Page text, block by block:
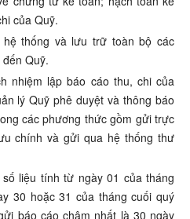
của Quỹ.
thống và lưu trữ toàn bộ các
Quỹ.
nhiệm lập báo cáo thu, chi của
lý Quỹ phê duyệt và thông báo
các phương thức gồm gửi trực
chính và gửi qua hệ thống thư
liệu tính từ ngày 01 của tháng
30 hoặc 31 của tháng cuối quý
báo cáo chậm nhất là 30 ngày